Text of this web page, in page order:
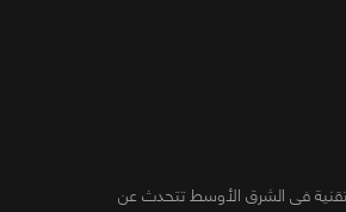
فى الشرق الأوسط تتحدث عن